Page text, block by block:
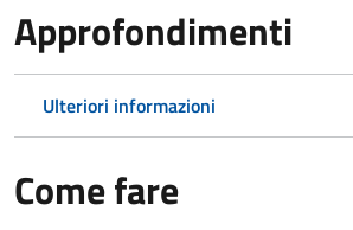
Approfondimenti
Ulteriori informazioni
Come fare